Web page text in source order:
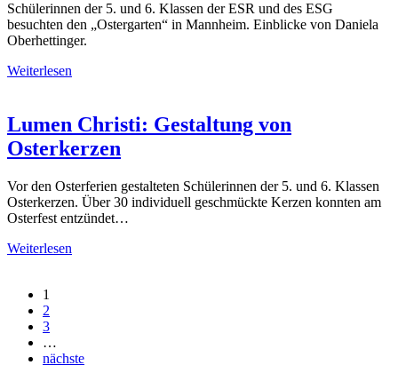
Schülerinnen der 5. und 6. Klassen der ESR und des ESG
besuchten den „Ostergarten“ in Mannheim. Einblicke von Daniela
Oberhettinger.
Weiterlesen
Lumen Christi: Gestaltung von
Osterkerzen
Vor den Osterferien gestalteten Schülerinnen der 5. und 6. Klassen
Osterkerzen. Über 30 individuell geschmückte Kerzen konnten am
Osterfest entzündet…
Weiterlesen
1
2
3
…
nächste